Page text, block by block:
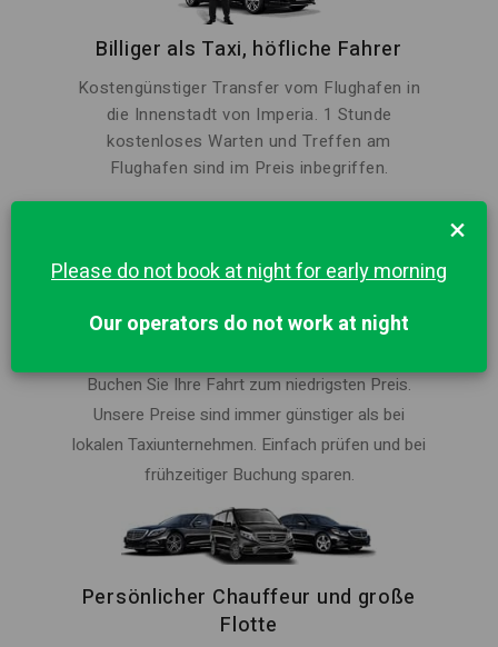
Billiger als Taxi, höfliche Fahrer
Kostengünstiger Transfer vom Flughafen in
die Innenstadt von Imperia. 1 Stunde
kostenloses Warten und Treffen am
Flughafen sind im Preis inbegriffen.
Bester Preis in Imperia für Private
Buchen Sie Ihre Fahrt zum niedrigsten Preis.
Unsere Preise sind immer günstiger als bei
lokalen Taxiunternehmen. Einfach prüfen und bei
frühzeitiger Buchung sparen.
Persönlicher Chauffeur und große
Flotte
×
Please do not book at night for early morning
Our operators do not work at night